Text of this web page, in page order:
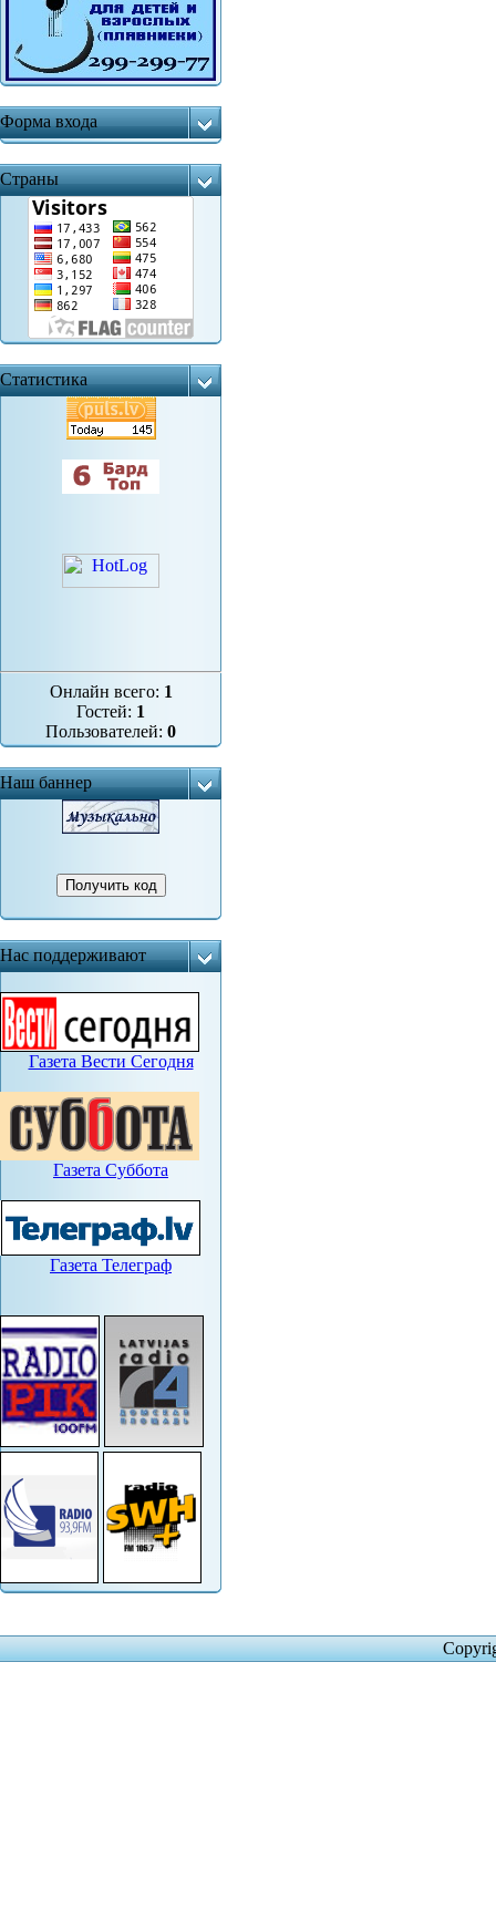
Форма входа
Страны
Статистика
Онлайн всего: 1
Гостей: 1
Пользователей: 0
Наш баннер
Нас поддерживают
Газета Вести Сегодня
Газета Суббота
Газета Телеграф